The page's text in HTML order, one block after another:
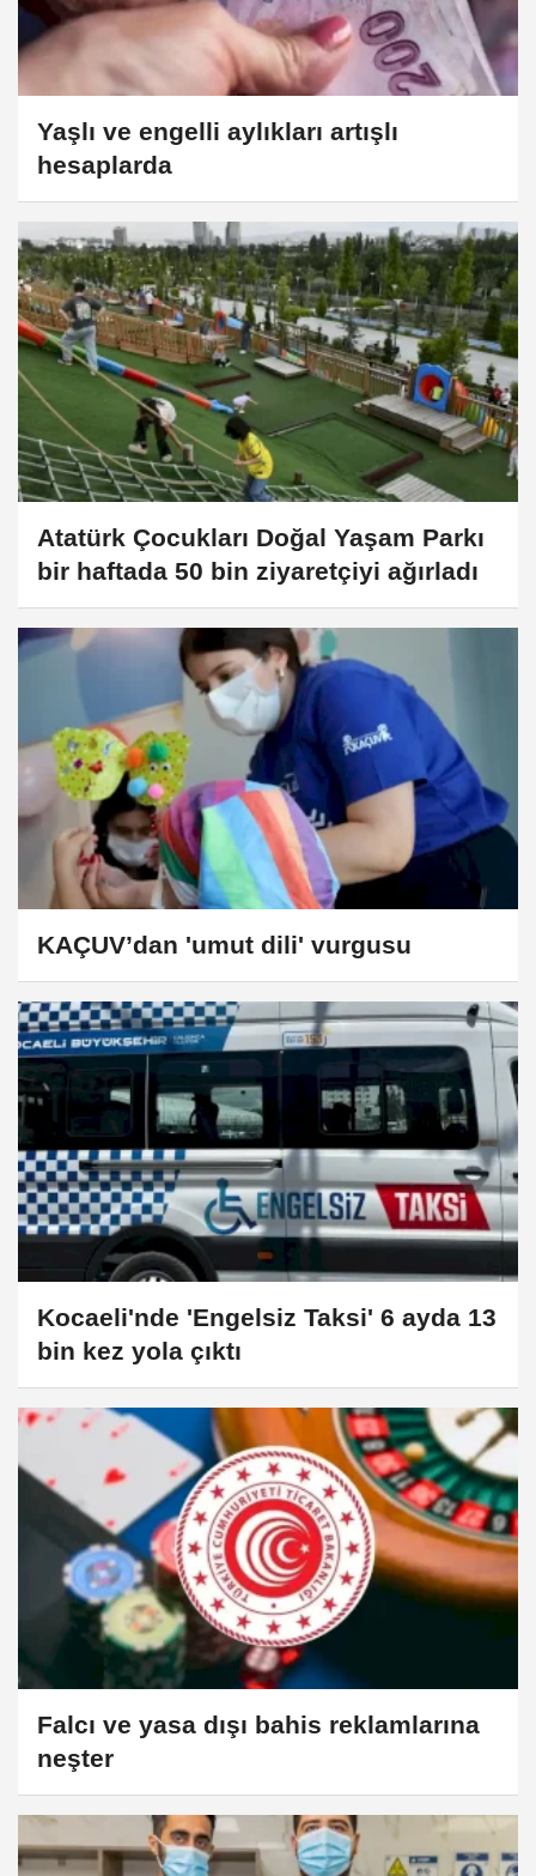
Yaşlı ve engelli aylıkları artışlı
hesaplarda
Atatürk Çocukları Doğal Yaşam Parkı
bir haftada 50 bin ziyaretçiyi ağırladı
KAÇUV’dan 'umut dili' vurgusu
Kocaeli'nde 'Engelsiz Taksi' 6 ayda 13
bin kez yola çıktı
Falcı ve yasa dışı bahis reklamlarına
neşter